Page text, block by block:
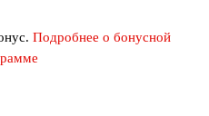
Подробнее о бонусной